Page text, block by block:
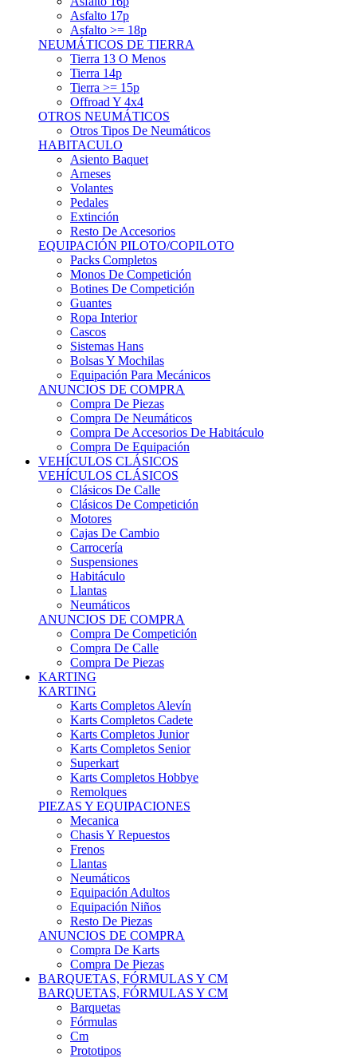
Asfalto 17p
Asfalto >= 18p
NEUMÁTICOS DE TIERRA
Tierra 13 O Menos
Tierra 14p
Tierra >= 15p
Offroad Y 4x4
OTROS NEUMÁTICOS
Otros Tipos De Neumáticos
HABITACULO
Asiento Baquet
Arneses
Volantes
Pedales
Extinción
Resto De Accesorios
EQUIPACIÓN PILOTO/COPILOTO
Packs Completos
Monos De Competición
Botines De Competición
Guantes
Ropa Interior
Cascos
Sistemas Hans
Bolsas Y Mochilas
Equipación Para Mecánicos
ANUNCIOS DE COMPRA
Compra De Piezas
Compra De Neumáticos
Compra De Accesorios De Habitáculo
Compra De Equipación
VEHÍCULOS CLÁSICOS
VEHÍCULOS CLÁSICOS
Clásicos De Calle
Clásicos De Competición
Motores
Cajas De Cambio
Carrocería
Suspensiones
Habitáculo
Llantas
Neumáticos
ANUNCIOS DE COMPRA
Compra De Competición
Compra De Calle
Compra De Piezas
KARTING
KARTING
Karts Completos Alevín
Karts Completos Cadete
Karts Completos Junior
Karts Completos Senior
Superkart
Karts Completos Hobbye
Remolques
PIEZAS Y EQUIPACIONES
Mecanica
Chasis Y Repuestos
Frenos
Llantas
Neumáticos
Equipación Adultos
Equipación Niños
Resto De Piezas
ANUNCIOS DE COMPRA
Compra De Karts
Compra De Piezas
BARQUETAS, FÓRMULAS Y CM
BARQUETAS, FÓRMULAS Y CM
Barquetas
Fórmulas
Cm
Prototipos